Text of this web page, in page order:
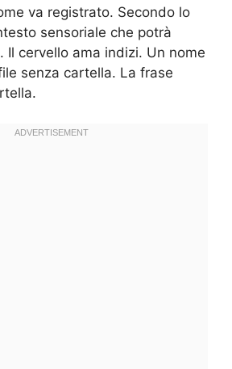
va registrato. Secondo lo
sensoriale che potrà
Il cervello ama indizi. Un nome
senza cartella. La frase